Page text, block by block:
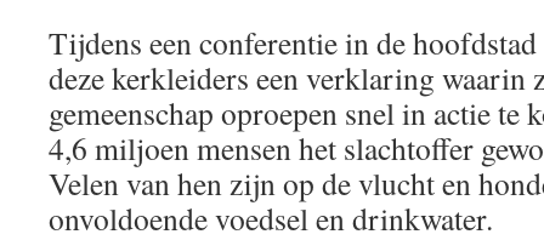
Tijdens een conferentie in de
deze kerkleiders een verklaring waarin
gemeenschap oproepen snel in actie
4,6 miljoen mensen het slachtoffer
Velen van hen zijn op de vlucht en
onvoldoende voedsel en drinkwater.